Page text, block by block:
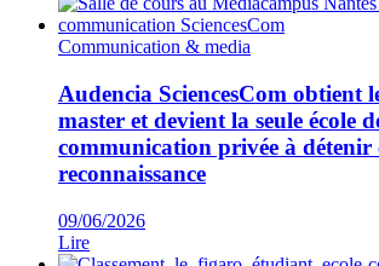
Communication & media
Audencia SciencesCom obtient
master et devient la seule école
communication privée à détenir
reconnaissance
09/06/2026
Lire